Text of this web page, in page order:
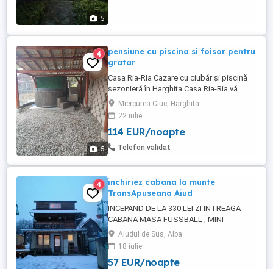
5
5
4
pensiune cu piscina si foisor pentru
gratar
Casa Ria-Ria Cazare cu ciubăr și piscină
sezonieră în Harghita Casa Ria-Ria vă
invită să descoperiți frumusețea Harghitei
într-un loc liniștit, înconjurat de natură și
aer curat de munte. Situată în apropiere de
Băile Harghita, casa este alegerea ideală
pentru familii, grupuri de prieteni și toți ...
Miercurea-Ciuc, Harghita
22 iulie
114 EUR/noapte
Telefon validat
4
inchiriez cabana la munte
TransApuseana Aiud
INCEPAND DE LA 330 LEI ZI INTREAGA
CABANA MASA FUSSBALL , MINI--
HOCKEY Si BILIARD BOXĂ PENTRU
KARAOKE !! TOMBOLA ANUALA CU
POSIBILITATEA CÂȘTIGĂRII UNUI
WEEKEND GRATUIT Inchiriez cabana
Aiudul de Sus, Alba
18 iulie
57 EUR/noapte